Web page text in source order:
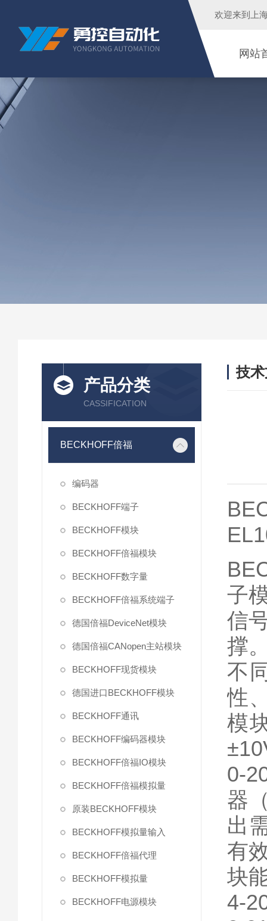
欢迎来到 上
网站
产品分类
CASSIFICATION
BECKHOFF倍福
编码器
BECKHOFF端子
BECKHOFF模块
BECKHOFF倍福模块
BECKHOFF数字量
BECKHOFF倍福系统端子
德国倍福DeviceNet模块
德国倍福CANopen主站模块
BECKHOFF现货模块
德国进口BECKHOFF模块
BECKHOFF通讯
BECKHOFF编码器模块
BECKHOFF倍福IO模块
BECKHOFF倍福模拟量
原装BECKHOFF模块
BECKHOFF模拟量输入
BECKHOFF倍福代理
BECKHOFF模拟量
BECKHOFF电源模块
技
子
信
撑
不
性
模
0-
器
出
有
块
4-